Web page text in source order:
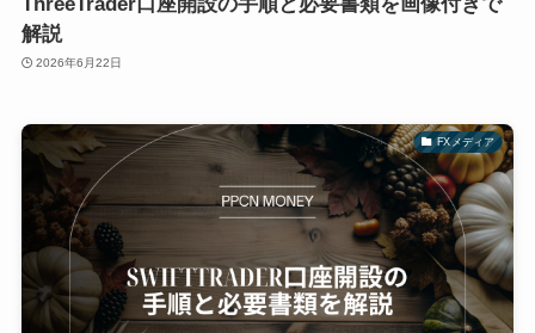
解説
2026年6月22日
FXメディア